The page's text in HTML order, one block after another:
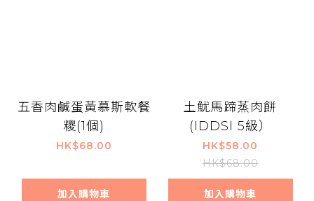
五香肉鹹蛋黃慕斯軟餐
糭(1個)
HK$68.00
加入購物車
土魷馬蹄蒸肉餅
(IDDSI 5級）
HK$58.00
HK$68.00
加入購物車